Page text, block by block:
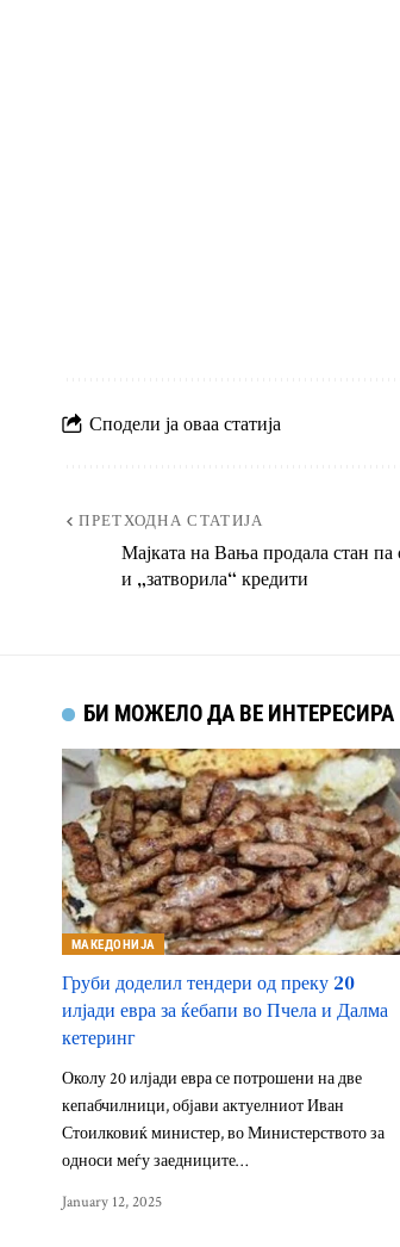
Сподели ја оваа статија
ПРЕТХОДНА СТАТИЈА
Мајката на Вања продала стан
и „затворила“ кредити
БИ МОЖЕЛО ДА ВЕ ИНТЕРЕСИРА
МАКЕДОНИЈА
Груби доделил тендери од преку 20
илјади евра за ќебапи во Пчела и Далма
кетеринг
Околу 20 илјади евра се потрошени на две
кепабчилници, објави актуелниот Иван
Стоилковиќ министер, во Министерството за
односи меѓу заедниците…
January 12, 2025